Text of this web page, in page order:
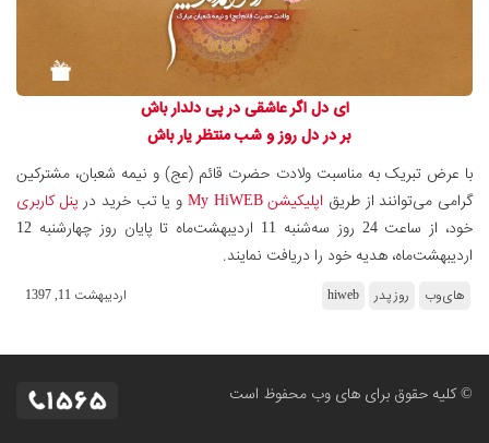
ای دل اگر عاشقی در پی دلدار باش
بر در دل روز و شب منتظر یار باش
با عرض تبریک به مناسبت ولادت حضرت قائم (عج) و نیمه شعبان، مشترکین
گرامی می‌توانند از طریق اپلیکیشن My HiWEB و یا تب خرید در پنل کاربری
خود، از ساعت 24 روز سه‌شنبه 11 اردیبهشت‌ماه تا پایان روز چهارشنبه 12
اردیبهشت‌ماه، هدیه خود را دریافت نمایند.
های‌وب روز پدر hiweb ارديبهشت 11, 1397
© کلیه حقوق برای های وب محفوظ است